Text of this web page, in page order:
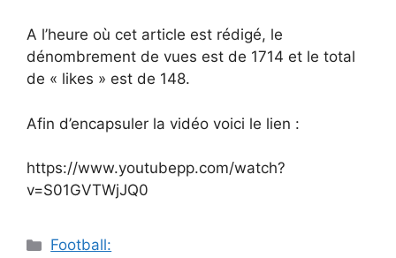
A l’heure où cet article est rédigé, le
dénombrement de vues est de 1714 et le total
de « likes » est de 148.
Afin d’encapsuler la vidéo voici le lien :
https://www.youtubepp.com/watch?
v=S01GVTWjJQ0
Catégories
Football: